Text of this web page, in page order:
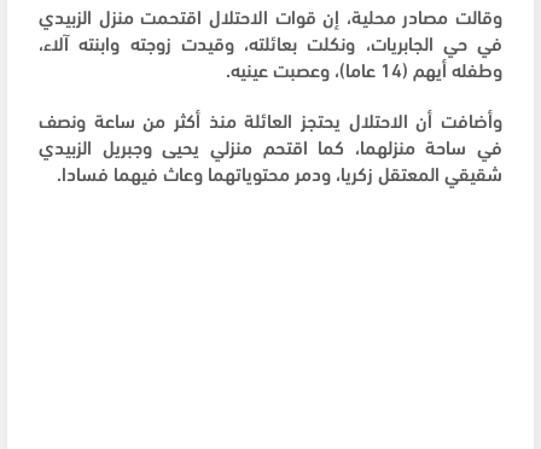
وقالت مصادر محلية، إن قوات الاحتلال اقتحمت منزل الزبيدي
في حي الجابريات، ونكلت بعائلته، وقيدت زوجته وابنته آلاء،
وطفله أيهم (14 عاما)، وعصبت عينيه.
وأضافت أن الاحتلال يحتجز العائلة منذ أكثر من ساعة ونصف
في ساحة منزلهما، كما اقتحم منزلي يحيى وجبريل الزبيدي
شقيقي المعتقل زكريا، ودمر محتوياتهما وعاث فيهما فسادا.